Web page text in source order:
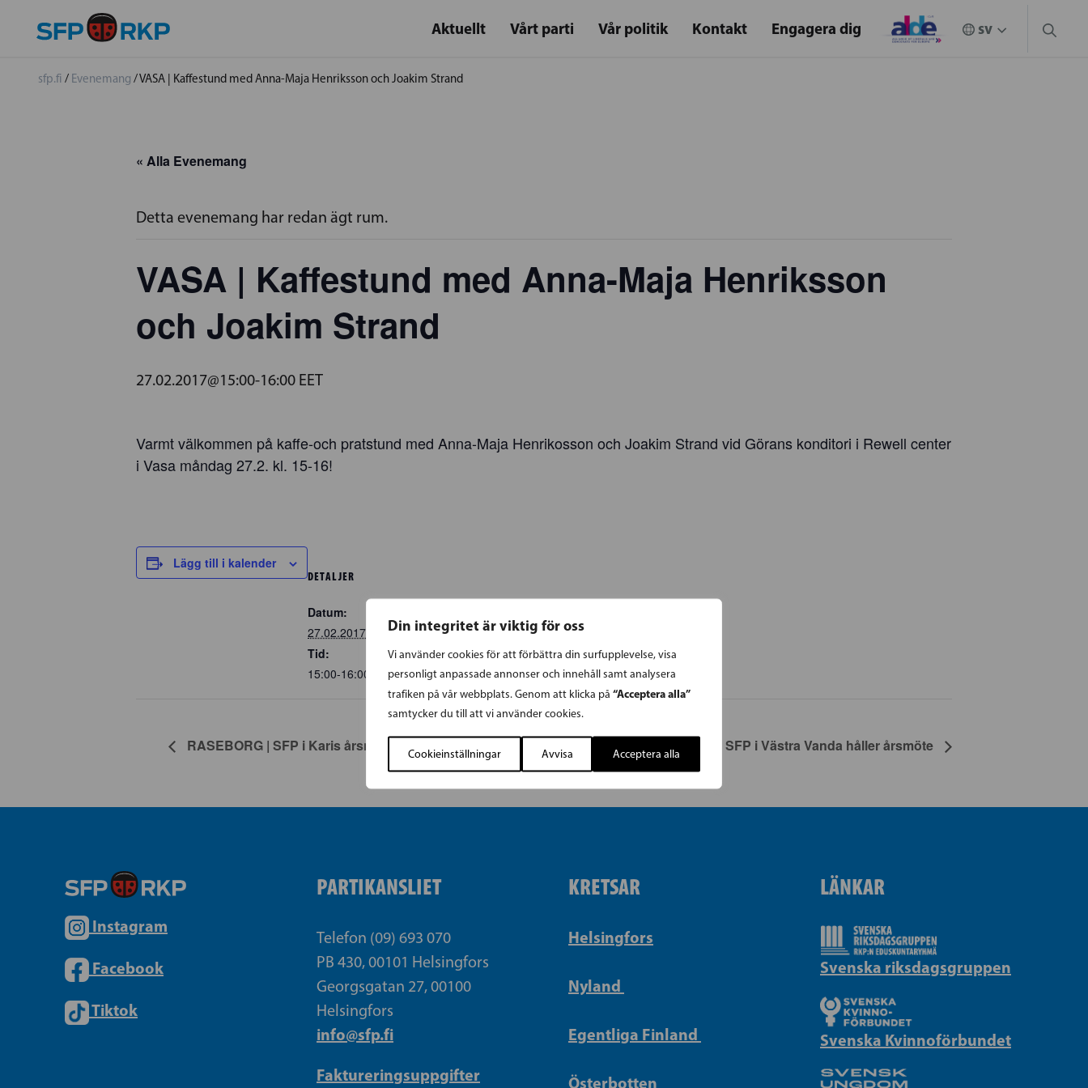
Din integritet är viktig för oss
Vi använder cookies för att förbättra din surfupplevelse, visa
personligt anpassade annonser och innehåll samt analysera
trafiken på vår webbplats. Genom att klicka på “Acceptera alla”
samtycker du till att vi använder cookies.
Cookieinställningar Avvisa Acceptera alla
Aktuellt Vårt parti Vår politik Kontakt Engagera dig
sfp.fi / Evenemang /VASA | Kaffestund med Anna-Maja Henriksson och Joakim Strand
« Alla Evenemang
Detta evenemang har redan ägt rum.
VASA | Kaffestund med Anna-Maja Henriksson
och Joakim Strand
27.02.2017@15:00-16:00 EET
Varmt välkommen på kaffe-och pratstund med Anna-Maja Henrikosson och Joakim Strand vid Görans konditori i Rewell center
i Vasa måndag 27.2. kl. 15-16!
Lägg till i kalender
DETALJER
Datum:
27.02.2017
Tid:
15:00-16:00
EET
RASEBORG | SFP i Karis årsmöte VANDA | SFP i Mårtensdal och SFP i Västra Vanda håller årsmöte
Instagram
Facebook
Tiktok
PARTIKANSLIET
Telefon (09) 693 070
PB 430, 00101 Helsingfors
Georgsgatan 27, 00100
Helsingfors
info@sfp.fi
Faktureringsuppgifter
KRETSAR
Helsingfors
Nyland
Egentliga Finland
Österbotten
LÄNKAR
Svenska riksdagsgruppen
Svenska Kvinnoförbundet